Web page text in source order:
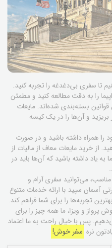
تا سفری بی‌دغدغه را تجربه کنید.
را به دقت مطالعه کنید و مطمئن
بسته‌بندی شده‌اند. مایعات
یا کمتر بریزید و آن‌ها را در یک کیسه
همراه داشته باشید و در صورت
از خرید مایعات معاف از مالیات از
یاد داشته باشید که آن‌ها باید در
می‌توانید سفری آرام و
آسمان سپید با ارائه خدمات متنوع
تجربه‌ها را برای شما فراهم کند.
پرواز و ویزا، ما همه چیز را برای
پس با خیال راحت به ما اعتماد
نره سفر خوش!